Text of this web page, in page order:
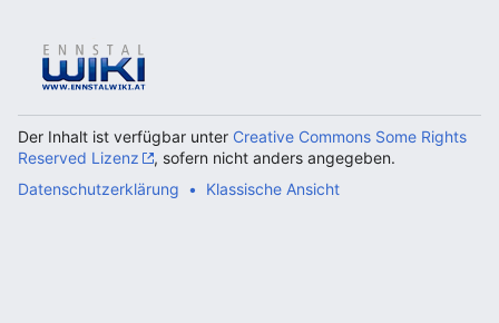
Der Inhalt ist verfügbar unter Creative Commons Some Rights
Reserved Lizenz
, sofern nicht anders angegeben.
Datenschutzerklärung
Klassische Ansicht